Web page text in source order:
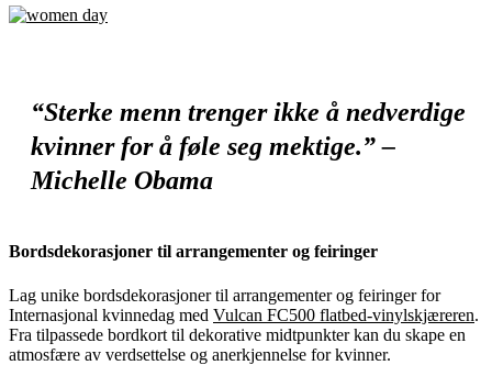
“Sterke menn trenger ikke å nedverdige
kvinner for å føle seg mektige.” –
Michelle Obama
Bordsdekorasjoner til arrangementer og feiringer
Lag unike bordsdekorasjoner til arrangementer og feiringer for
Internasjonal kvinnedag med Vulcan FC500 flatbed-vinylskjæreren.
Fra tilpassede bordkort til dekorative midtpunkter kan du skape en
atmosfære av verdsettelse og anerkjennelse for kvinner.